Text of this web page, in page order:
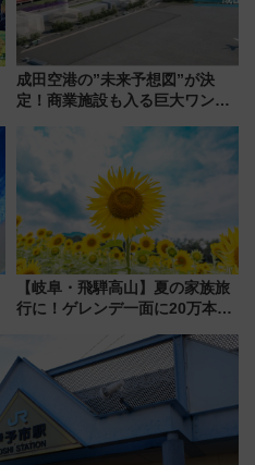
成田空港の”未来予想図”が決
定！商業施設も入る巨大ワンタ
で新型特急が品川･羽田とを結
ぶ！ JR空港駅は2面3線化！
【岐阜・飛騨高山】夏の家族旅
行に！ゲレンデ一面に20万本の
アひまわり園」開園